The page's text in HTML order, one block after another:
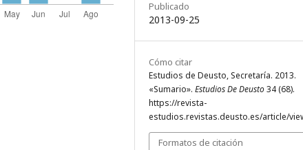
Publicado
2013-09-25
Cómo citar
Estudios de Deusto, Secretaría. 2013.
«Sumario». Estudios De Deusto34 (68).
https://revista-
estudios.revistas.deusto.es/article/
Formatos de citación